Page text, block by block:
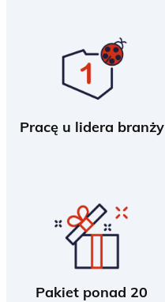
Pracę u lidera branży
Pakiet ponad 20